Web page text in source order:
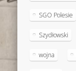
SGO Polesie
Szydłowski
wojna